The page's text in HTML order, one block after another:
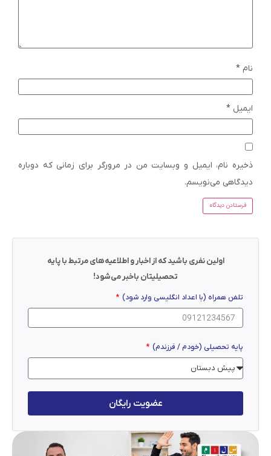
نام *
ایمیل *
ذخیره نام، ایمیل و وبسایت من در مرورگر برای زمانی که دوباره
دیدگاهی می‌نویسم.
اولین نفری باشید که از اخبار و اطلاعیه‌های مرتبط با پایه
تحصیلیتان باخبر می‌شود!
تلفن همراه (با اعداد انگلیسی وارد شود)
پایه تحصیلی (خودم / فرزندم)
عضویت رایگان